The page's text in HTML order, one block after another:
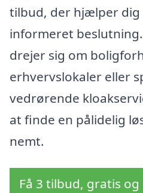
tilbud, der hjælper
informeret
drejer sig om
erhvervslokaler eller
vedrørende
at finde en pålidelig
nemt.
Få 3 tilbud, gratis